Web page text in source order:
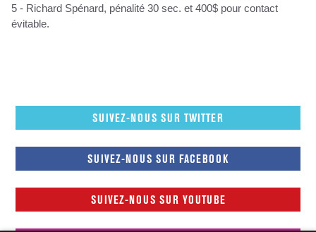
5 - Richard Spénard, pénalité 30 sec. et 400$ pour contact
évitable.
SUIVEZ-NOUS SUR TWITTER
SUIVEZ-NOUS SUR FACEBOOK
SUIVEZ-NOUS SUR YOUTUBE